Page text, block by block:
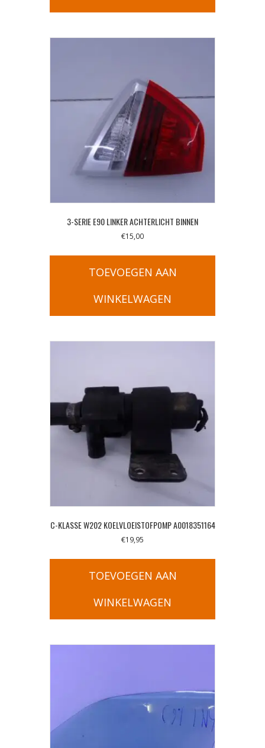
3-SERIE E90 LINKER ACHTERLICHT BINNEN
€15,00
TOEVOEGEN AAN
WINKELWAGEN
C-KLASSE W202 KOELVLOEISTOFPOMP A0018351164
€19,95
TOEVOEGEN AAN
WINKELWAGEN